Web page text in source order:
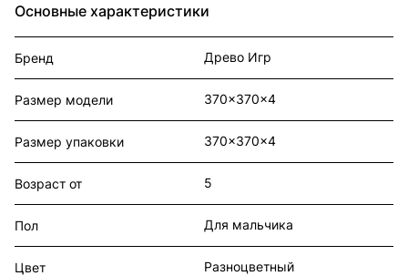
Основные характеристики
Бренд Древо Игр
Размер модели 370x370x4
Размер упаковки 370x370x4
Возраст от 5
Пол Для мальчика
Цвет Разноцветный